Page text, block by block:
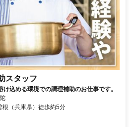
スタッフ
け込める環境での調理補助のお仕事です。
根（兵庫県）徒歩約5分